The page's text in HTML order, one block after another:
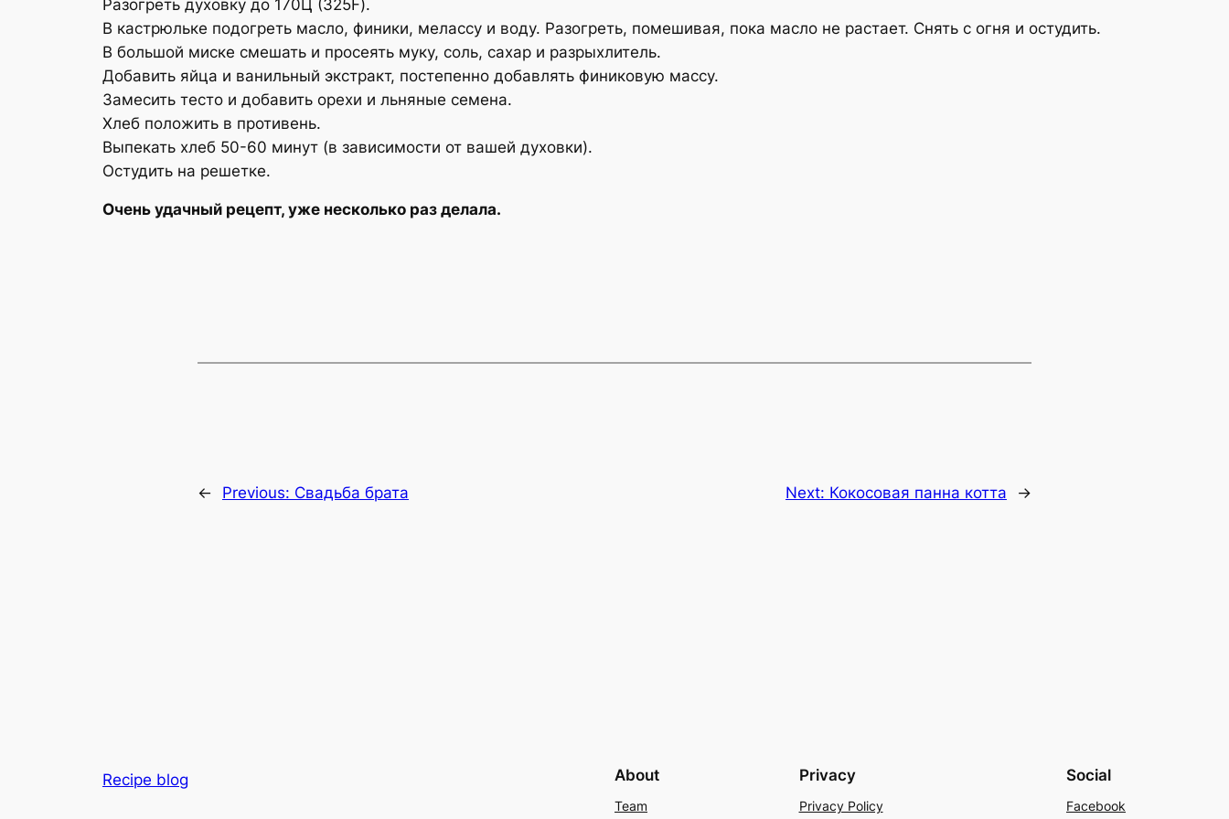
Разогреть духовку до 170Ц (325F).
В кастрюльке подогреть масло, финики, мелассу и воду. Разогреть, помешивая, пока масло не растает. Снять с огня и остудить.
В большой миске смешать и просеять муку, соль, сахар и разрыхлитель.
Добавить яйца и ванильный экстракт, постепенно добавлять финиковую массу.
Замесить тесто и добавить орехи и льняные семена.
Хлеб положить в противень.
Выпекать хлеб 50-60 минут (в зависимости от вашей духовки).
Остудить на решетке.
Очень удачный рецепт, уже несколько раз делала.
← Previous: Свадьба брата Next: Кокосовая панна котта →
Recipe blog About
Team
Privacy
Privacy Policy
Social
Facebook